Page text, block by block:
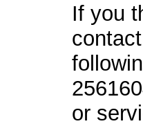
If you
contact
or